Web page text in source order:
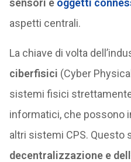
sensori e oggetti
aspetti centrali.
La chiave di volta
ciberfisici (Cyber
sistemi fisici
informatici, che possono
altri sistemi CPS. Questo
decentralizzazione e